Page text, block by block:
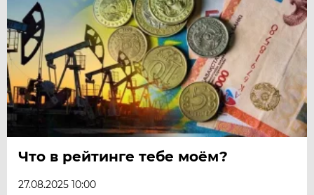
ХАБАРОВСК
ЧЕБОКСАРЫ
ЧЕЛЯБИНСК
ЧЕРНОЗЕМЬЕ
ЧИТА
ЮГРА
ЯМАЛ
ЯРОСЛАВЛЬ
Что в рейтинге тебе моём?
27.08.2025 10:00